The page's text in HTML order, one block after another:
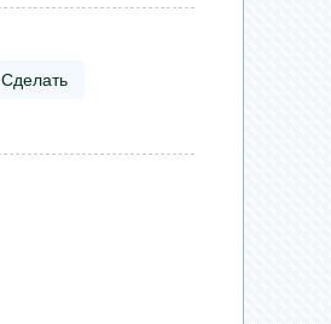
Сделать